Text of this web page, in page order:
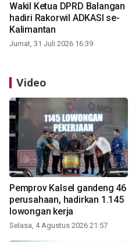
Wakil Ketua DPRD Balangan
hadiri Rakorwil ADKASI se-
Kalimantan
Jumat, 31 Juli 2026 16:39
Video
Pemprov Kalsel gandeng 46
perusahaan, hadirkan 1.145
lowongan kerja
Selasa, 4 Agustus 2026 21:57